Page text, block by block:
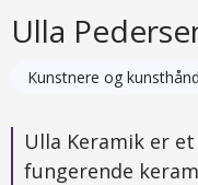
Ulla
Kunstnere og
Ulla Keramik er
fungerende